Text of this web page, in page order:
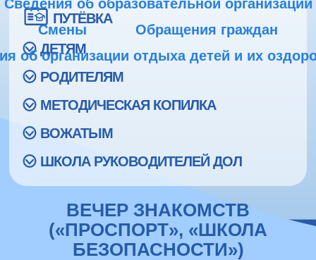
Сведения об образовательной организации
Смены
Обращения граждан
об организации отдыха детей и их
ПУТЁВКА
ДЕТЯМ
РОДИТЕЛЯМ
МЕТОДИЧЕСКАЯ КОПИЛКА
ВОЖАТЫМ
ШКОЛА РУКОВОДИТЕЛЕЙ ДОЛ
ВЕЧЕР ЗНАКОМСТВ
(«ПРОСПОРТ», «ШКОЛА
БЕЗОПАСНОСТИ»)